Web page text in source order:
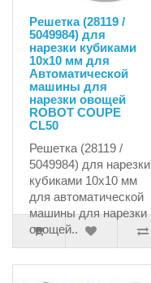
Решетка (28119 /
5049984) для
нарезки кубиками
10х10 мм для
Автоматической
машины для
нарезки овощей
ROBOT COUPE
CL50
Решетка (28119 /
5049984) для нарезки
кубиками 10х10 мм
для автоматической
машины для нарезки
овощей..